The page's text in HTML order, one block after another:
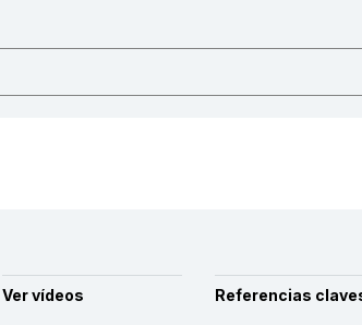
Ver vídeos Referencias